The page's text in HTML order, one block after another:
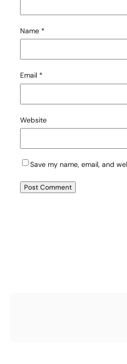
Name *
Email *
Website
Save my name, email, and